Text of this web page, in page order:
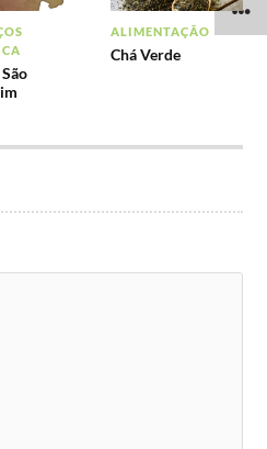
ALIMENTAÇÃO
Chá Verde